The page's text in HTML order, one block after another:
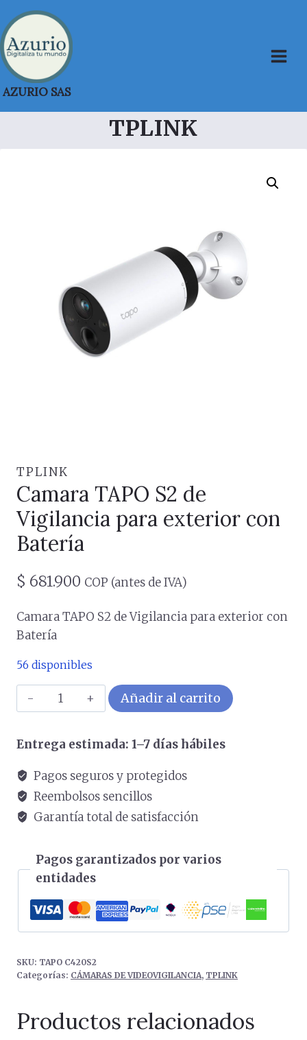
Saltar
al
contenido
AZURIO SAS
TPLINK
TPLINK
Camara TAPO S2 de
Vigilancia para exterior con
Batería
$ 681.900 COP (antes de IVA)
Camara TAPO S2 de Vigilancia para exterior con
Batería
56 disponibles
Camara
TAPO
de
para
exterior
con
cantidad
Añadir al carrito
Entrega estimada: 1–7 días hábiles
Pagos seguros y protegidos
Reembolsos sencillos
Garantía total de satisfacción
Pagos garantizados por varios
entidades
SKU: TAPO C420S2
Categorías: CÁMARAS DE VIDEOVIGILANCIA, TPLINK
Productos relacionados